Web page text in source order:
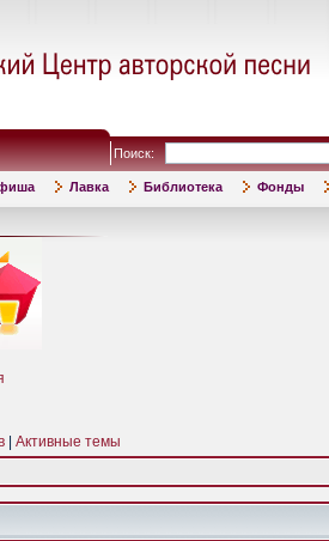
Поиск:
Лавка Библиотека Фонды
Активные темы